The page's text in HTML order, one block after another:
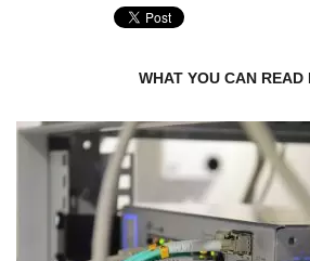
WHAT YOU CAN READ